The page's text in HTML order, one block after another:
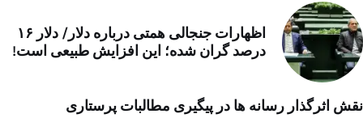
اظهارات جنجالی همتی درباره دلار/ دلار ۱۶
درصد گران شده؛ این افزایش طبیعی است!
نقش اثرگذار رسانه ها در پیگیری مطالبات پرستاری